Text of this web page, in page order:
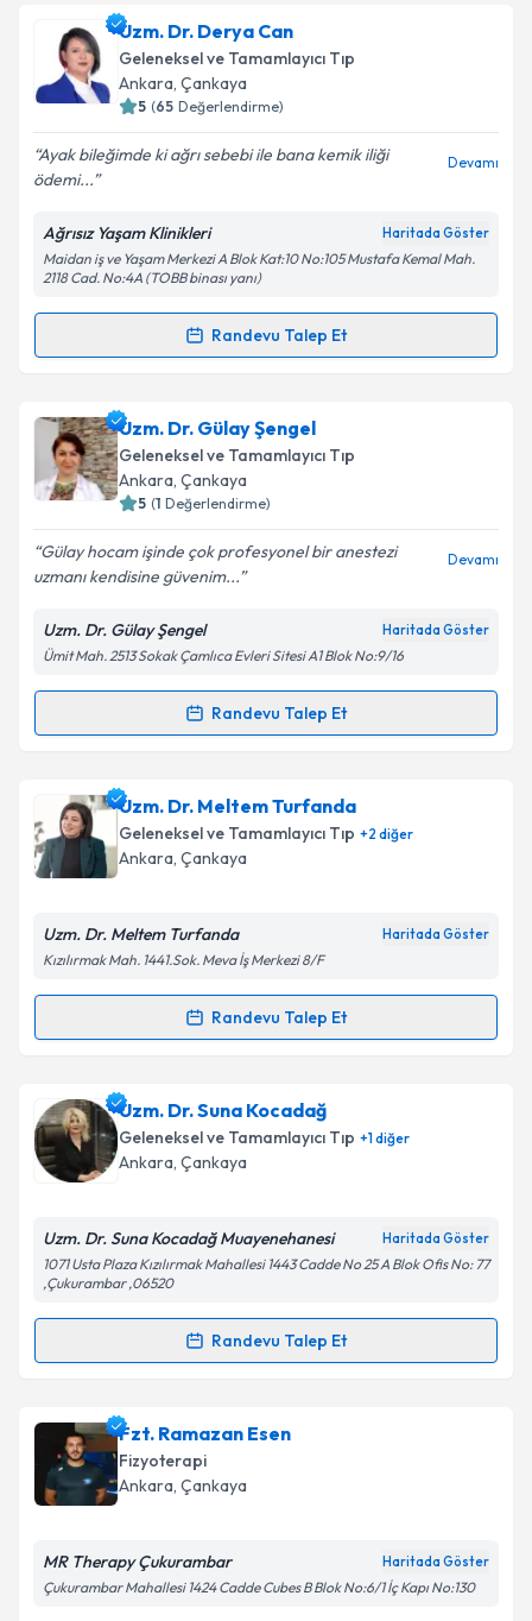
Uzm. Dr. Özlem Öztürkiçin randevu takvimi talebi
oluşturun. Size bu uzmandan randevu almanız için bir
takvim hazırlandığında e-posta ile bilgilendireceğiz.
Kişisel verilerimin işlenmesine ilişkin
Aydınlatma
Metni'ni okudum ve kişisel verilerimin belirtilen
kapsamda işlenmesini kabul ediyorum.
Takvim Talebini Gönder
Uzm. Dr. Derya Can
Geleneksel ve Tamamlayıcı Tıp
Ankara, Çankaya
5 (65 Değerlendirme)
Ayak bileğimde ki ağrı sebebi ile bana kemik iliği
ödemi...
Devamı
Ağrısız Yaşam Klinikleri Haritada Göster
Maidan iş ve Yaşam Merkezi A Blok Kat:10 No:105 Mustafa Kemal Mah.
2118 Cad. No:4A (TOBB binası yanı)
Randevu Talep Et
Randevu Takvimi Talebi
Uzm. Dr. Derya Caniçin randevu takvimi talebi
oluşturun. Size bu uzmandan randevu almanız için bir
takvim hazırlandığında e-posta ile bilgilendireceğiz.
Kişisel verilerimin işlenmesine ilişkin
Aydınlatma
Metni'ni okudum ve kişisel verilerimin belirtilen
kapsamda işlenmesini kabul ediyorum.
Uzm. Dr. Gülay Şengel
Geleneksel ve Tamamlayıcı Tıp
Ankara, Çankaya
5 (1 Değerlendirme)
Gülay hocam işinde çok profesyonel bir anestezi
uzmanı kendisine güvenim...
Devamı
Uzm. Dr. Gülay Şengel Haritada Göster
Ümit Mah. 2513 Sokak Çamlıca Evleri Sitesi A1 Blok No:9/16
Randevu Talep Et
Randevu Takvimi Talebi
Uzm. Dr. Gülay Şengeliçin randevu takvimi talebi
oluşturun. Size bu uzmandan randevu almanız için bir
takvim hazırlandığında e-posta ile bilgilendireceğiz.
Kişisel verilerimin işlenmesine ilişkin
Metni'ni okudum ve kişisel verilerimin belirtilen
Takvim Talebini Gönder
Uzm. Dr. Meltem Turfanda
Geleneksel ve Tamamlayıcı Tıp +2 diğer
Ankara, Çankaya
Uzm. Dr. Meltem Turfanda Haritada Göster
Kızılırmak Mah. 1441.Sok. Meva İş Merkezi 8/F
Randevu Talep Et
Randevu Takvimi Talebi
Uzm. Dr. Meltem Turfandaiçin randevu takvimi
talebi oluşturun. Size bu uzmandan randevu almanız
için bir takvim hazırlandığında e-posta ile
bilgilendireceğiz.
Kişisel verilerimin işlenmesine ilişkin
Metni'ni okudum ve kişisel verilerimin belirtilen
Takvim Talebini Gönder
Uzm. Dr. Suna Kocadağ
Geleneksel ve Tamamlayıcı Tıp +1diğer
Ankara, Çankaya
Uzm. Dr. Suna Kocadağ Muayenehanesi Haritada Göster
1071 Usta Plaza Kızılırmak Mahallesi 1443 Cadde No 25 A Blok Ofis No: 77
,Çukurambar ,06520
Randevu Talep Et
Randevu Takvimi Talebi
Uzm. Dr. Suna Kocadağiçin randevu takvimi talebi
oluşturun. Size bu uzmandan randevu almanız için bir
takvim hazırlandığında e-posta ile bilgilendireceğiz.
Fzt. Ramazan Esen
Fizyoterapi
Ankara, Çankaya
MR Therapy Çukurambar Haritada Göster
Çukurambar Mahallesi 1424 Cadde Cubes B Blok No:6/1 İç Kapı No:130